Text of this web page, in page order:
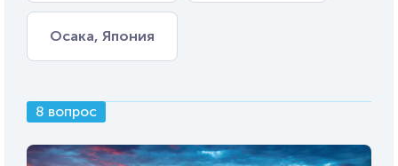
Осака, Япония
8 вопрос